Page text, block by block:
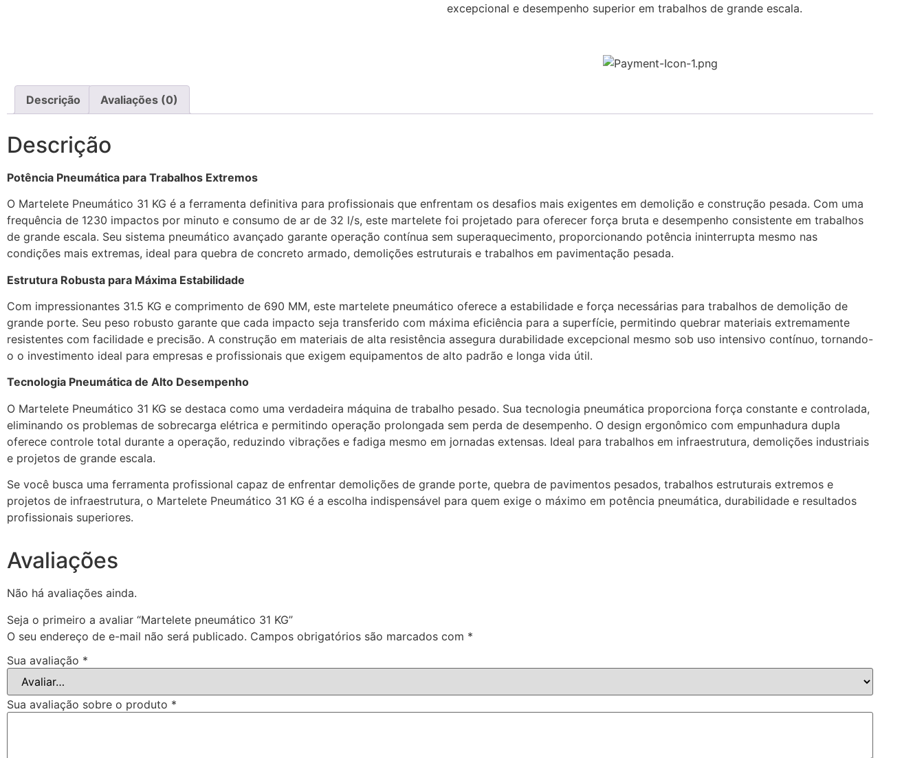
excepcional e desempenho superior em trabalhos de grande escala.
Descrição Avaliações (0)
Descrição
Potência Pneumática para Trabalhos Extremos
O Martelete Pneumático 31 KG é a ferramenta definitiva para profissionais que enfrentam os desafios mais exigentes em demolição e construção pesada. Com uma
frequência de 1230 impactos por minuto e consumo de ar de 32 l/s, este martelete foi projetado para oferecer força bruta e desempenho consistente em trabalhos
de grande escala. Seu sistema pneumático avançado garante operação contínua sem superaquecimento, proporcionando potência ininterrupta mesmo nas
condições mais extremas, ideal para quebra de concreto armado, demolições estruturais e trabalhos em pavimentação pesada.
Estrutura Robusta para Máxima Estabilidade
Com impressionantes 31.5 KG e comprimento de 690 MM, este martelete pneumático oferece a estabilidade e força necessárias para trabalhos de demolição de
grande porte. Seu peso robusto garante que cada impacto seja transferido com máxima eficiência para a superfície, permitindo quebrar materiais extremamente
resistentes com facilidade e precisão. A construção em materiais de alta resistência assegura durabilidade excepcional mesmo sob uso intensivo contínuo, tornando-
o o investimento ideal para empresas e profissionais que exigem equipamentos de alto padrão e longa vida útil.
Tecnologia Pneumática de Alto Desempenho
O Martelete Pneumático 31 KG se destaca como uma verdadeira máquina de trabalho pesado. Sua tecnologia pneumática proporciona força constante e controlada,
eliminando os problemas de sobrecarga elétrica e permitindo operação prolongada sem perda de desempenho. O design ergonômico com empunhadura dupla
oferece controle total durante a operação, reduzindo vibrações e fadiga mesmo em jornadas extensas. Ideal para trabalhos em infraestrutura, demolições industriais
e projetos de grande escala.
Se você busca uma ferramenta profissional capaz de enfrentar demolições de grande porte, quebra de pavimentos pesados, trabalhos estruturais extremos e
projetos de infraestrutura, o Martelete Pneumático 31 KG é a escolha indispensável para quem exige o máximo em potência pneumática, durabilidade e resultados
profissionais superiores.
Avaliações
Não há avaliações ainda.
Seja o primeiro a avaliar “Martelete pneumático 31 KG”
O seu endereço de e-mail não será publicado. Campos obrigatórios são marcados com *
Sua avaliação *
Sua avaliação sobre o produto *